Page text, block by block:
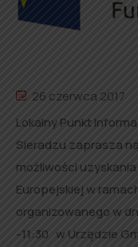
26 czerwca 2017
Lokalny Punkt
Sieradzu zaprasza
możliwości
Europejskiej w
organizowanego w
-11:30 w Urzędzie